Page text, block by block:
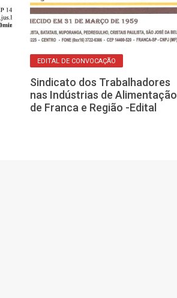
EDITAL DE CONVOCAÇÃO
Sindicato dos Trabalhadores
nas Indústrias de Alimentação
de Franca e Região -Edital